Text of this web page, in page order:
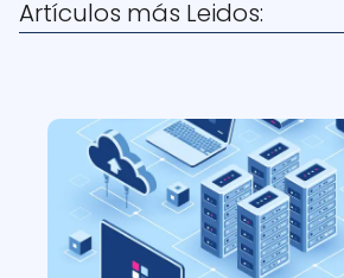
Artículos más Leidos: